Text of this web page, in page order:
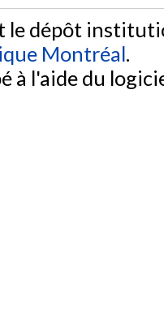
le dépôt
Montréal.
à l'aide du